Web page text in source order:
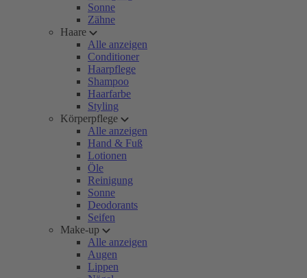
Sonne
Zähne
Haare
Alle anzeigen
Conditioner
Haarpflege
Shampoo
Haarfarbe
Styling
Körperpflege
Alle anzeigen
Hand & Fuß
Lotionen
Öle
Reinigung
Sonne
Deodorants
Seifen
Make-up
Alle anzeigen
Augen
Lippen